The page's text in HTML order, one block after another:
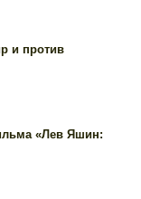
и против
«Лев Яшин: